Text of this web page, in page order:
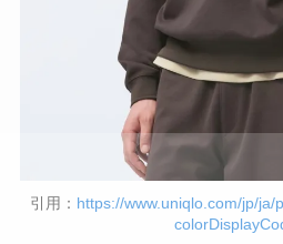
引用： https://www.uniqlo.com/jp/